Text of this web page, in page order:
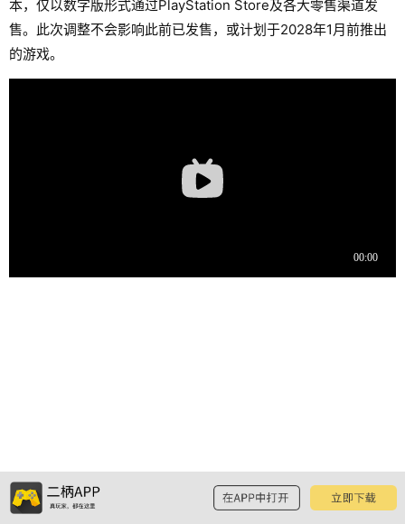
本，仅以数字版形式通过PlayStation Store及各大零售渠道发
售。此次调整不会影响此前已发售，或计划于2028年1月前推出
的游戏。